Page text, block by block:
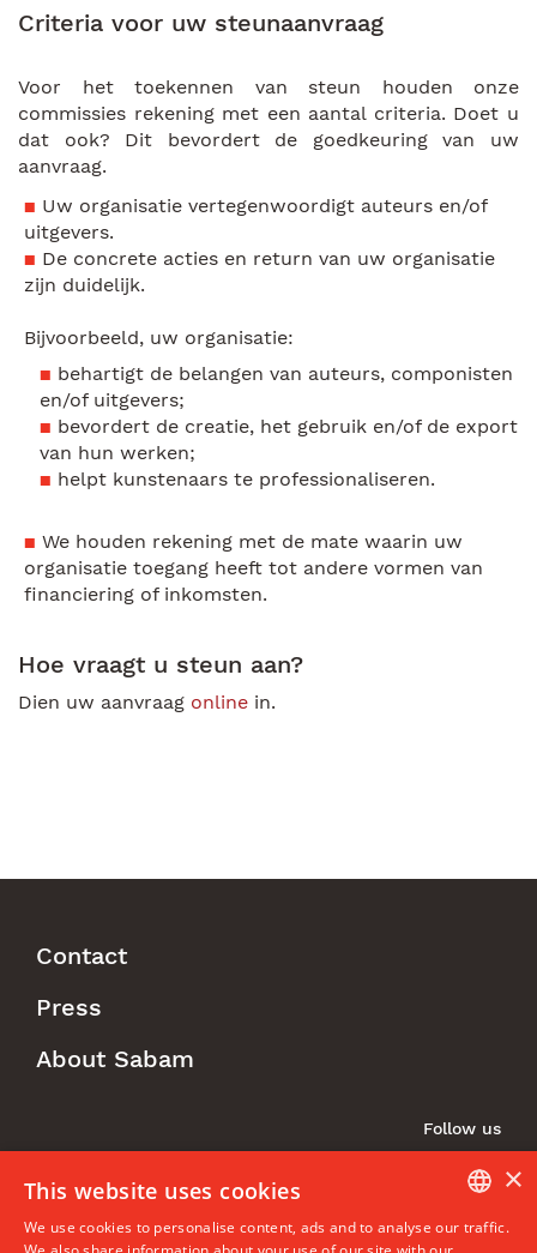
Criteria voor uw steunaanvraag
Voor het toekennen van steun houden onze
commissies rekening met een aantal criteria. Doet u
dat ook? Dit bevordert de goedkeuring van uw
aanvraag.
Uw organisatie vertegenwoordigt auteurs en/of
uitgevers.
De concrete acties en return van uw organisatie
zijn duidelijk.
Bijvoorbeeld, uw organisatie:
behartigt de belangen van auteurs, componisten
en/of uitgevers;
bevordert de creatie, het gebruik en/of de export
van hun werken;
helpt kunstenaars te professionaliseren.
We houden rekening met de mate waarin uw
organisatie toegang heeft tot andere vormen van
financiering of inkomsten.
Hoe vraagt u steun aan?
Dien uw aanvraag online in.
Footer
Menu
Contact
Press
About Sabam
Follow us
×
This website uses cookies
We use cookies to personalise content, ads and to analyse our traffic.